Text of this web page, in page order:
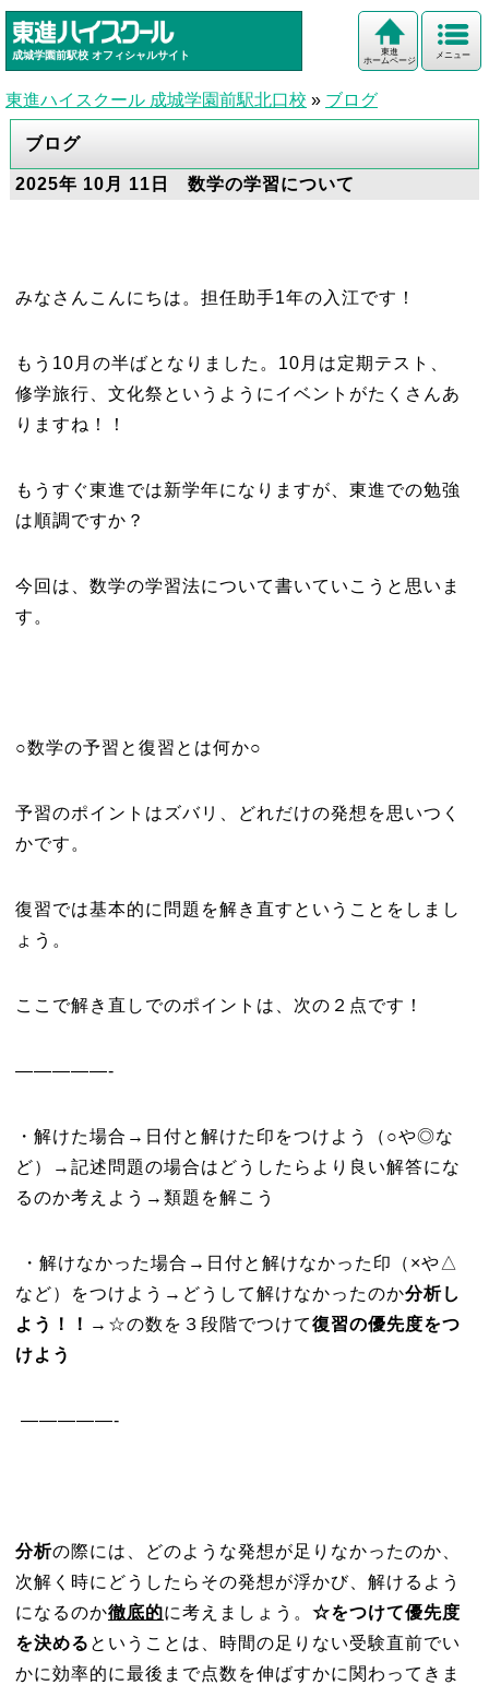
成城学園前駅校 オフィシャルサイト メニュー
東進
ホームページ
東進ハイスクール 成城学園前駅北口校 » ブログ
ブログ
2025年 10月 11日 数学の学習について
みなさんこんにちは。担任助手1年の入江です！
もう10月の半ばとなりました。10月は定期テスト、
修学旅行、文化祭というようにイベントがたくさんあ
りますね！！
もうすぐ東進では新学年になりますが、東進での勉強
は順調ですか？
今回は、数学の学習法について書いていこうと思いま
す。
○数学の予習と復習とは何か○
予習のポイントはズバリ、どれだけの発想を思いつく
かです。
復習では基本的に問題を解き直すということをしまし
ょう。
ここで解き直しでのポイントは、次の２点です！
—————-
・解けた場合→日付と解けた印をつけよう（○や◎な
ど）→記述問題の場合はどうしたらより良い解答にな
るのか考えよう→類題を解こう
・解けなかった場合→日付と解けなかった印（×や△
など）をつけよう→どうして解けなかったのか分析し
よう！！ →☆の数を３段階でつけて復習の優先度をつ
けよう
—————-
分析の際には、どのような発想が足りなかったのか、
次解く時にどうしたらその発想が浮かび、解けるよう
になるのか徹底的に考えましょう。 ☆をつけて優先度
を決める ということは、時間の足りない受験直前でい
かに効率的に最後まで点数を伸ばすかに関わってきま